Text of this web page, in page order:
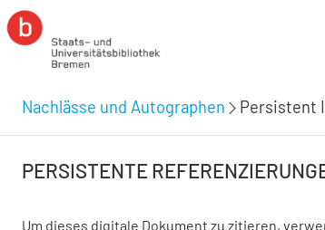
Nachlässe und Autographen Persistent
PERSISTENTE
Um dieses digitale Dokument zu zitieren,